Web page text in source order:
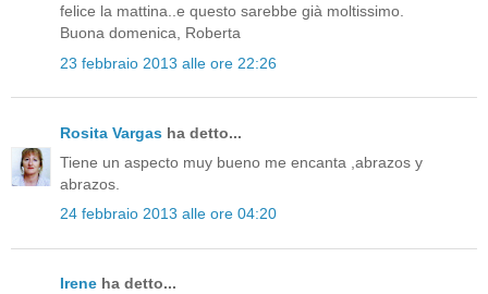
felice la mattina..e questo sarebbe già moltissimo.
Buona domenica, Roberta
23 febbraio 2013 alle ore 22:26
Rosita Vargas ha detto...
Tiene un aspecto muy bueno me encanta ,abrazos y
abrazos.
24 febbraio 2013 alle ore 04:20
Irene ha detto...